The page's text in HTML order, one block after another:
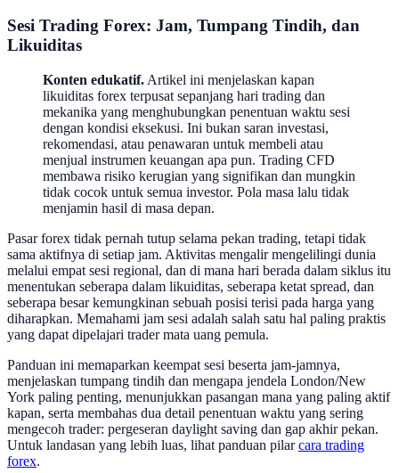
Sesi Trading Forex: Jam, Tumpang Tindih, dan
Likuiditas
Konten edukatif. Artikel ini menjelaskan kapan
likuiditas forex terpusat sepanjang hari trading dan
mekanika yang menghubungkan penentuan waktu sesi
dengan kondisi eksekusi. Ini bukan saran investasi,
rekomendasi, atau penawaran untuk membeli atau
menjual instrumen keuangan apa pun. Trading CFD
membawa risiko kerugian yang signifikan dan mungkin
tidak cocok untuk semua investor. Pola masa lalu tidak
menjamin hasil di masa depan.
Pasar forex tidak pernah tutup selama pekan trading, tetapi tidak
sama aktifnya di setiap jam. Aktivitas mengalir mengelilingi dunia
melalui empat sesi regional, dan di mana hari berada dalam siklus itu
menentukan seberapa dalam likuiditas, seberapa ketat spread, dan
seberapa besar kemungkinan sebuah posisi terisi pada harga yang
diharapkan. Memahami jam sesi adalah salah satu hal paling praktis
yang dapat dipelajari trader mata uang pemula.
Panduan ini memaparkan keempat sesi beserta jam-jamnya,
menjelaskan tumpang tindih dan mengapa jendela London/New
York paling penting, menunjukkan pasangan mana yang paling aktif
kapan, serta membahas dua detail penentuan waktu yang sering
mengecoh trader: pergeseran daylight saving dan gap akhir pekan.
Untuk landasan yang lebih luas, lihat panduan pilarcara trading
forex.